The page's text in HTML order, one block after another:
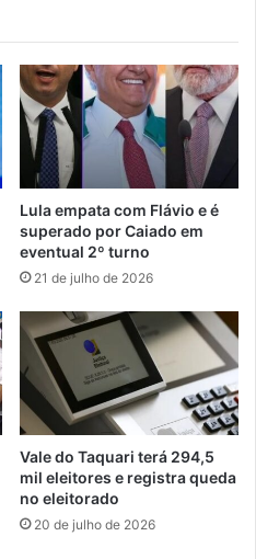
Lula empata com Flávio e é
superado por Caiado em
eventual 2º turno
21 de julho de 2026
Vale do Taquari terá 294,5
mil eleitores e registra queda
no eleitorado
20 de julho de 2026